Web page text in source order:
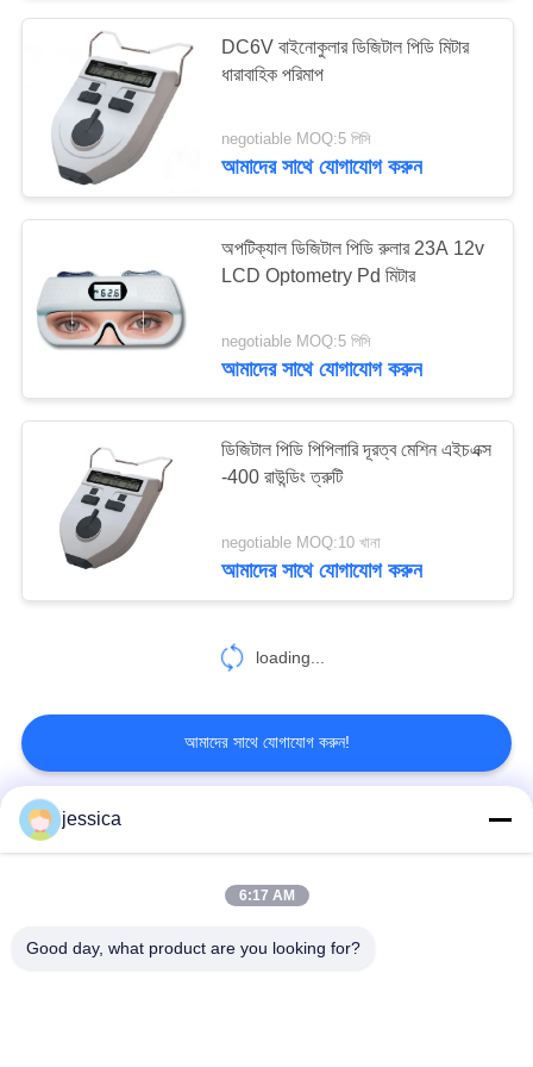
DC6V বাইনোকুলার ডিজিটাল পিডি মিটার
ধারাবাহিক পরিমাপ
negotiable MOQ:5 পিসি
আমাদের সাথে যোগাযোগ করুন
অপটিক্যাল ডিজিটাল পিডি রুলার 23A 12v
LCD Optometry Pd মিটার
negotiable MOQ:5 পিসি
আমাদের সাথে যোগাযোগ করুন
ডিজিটাল পিডি পিপিলারি দূরত্ব মেশিন এইচএক্স
-400 রাউন্ডিং ত্রুটি
negotiable MOQ:10 খানা
আমাদের সাথে যোগাযোগ করুন
loading...
আমাদের সাথে যোগাযোগ করুন!
jessica
6:17 AM
Good day, what product are you looking for?